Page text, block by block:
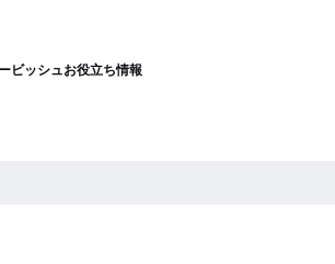
ビッシュお役立ち情報